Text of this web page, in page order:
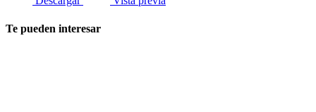
Te pueden interesar